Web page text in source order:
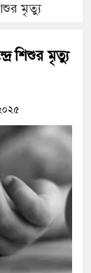
মৃত্যু
শিশুর মৃত্যু